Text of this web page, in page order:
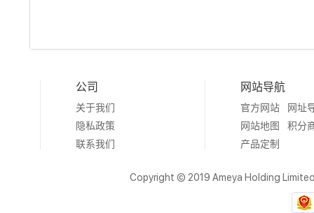
公司
关于我们
隐私政策
联系我们
网站导航
官方网站
网址
网站地图
积分
产品定制
Copyright © 2019 Ameya Holding